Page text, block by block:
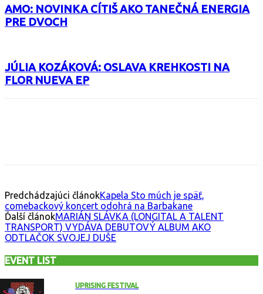
AMO: NOVINKA CÍTIŠ AKO TANEČNÁ ENERGIA
PRE DVOCH
JÚLIA KOZÁKOVÁ: OSLAVA KREHKOSTI NA
FLOR NUEVA EP
Predchádzajúci článokKapela Sto múch je späť,
comebackový koncert odohrá na Barbakane
Ďalší článokMARIÁN SLÁVKA (LONGITAL A TALENT
TRANSPORT) VYDÁVA DEBUTOVÝ ALBUM AKO
ODTLAČOK SVOJEJ DUŠE
EVENT LIST
UPRISING FESTIVAL